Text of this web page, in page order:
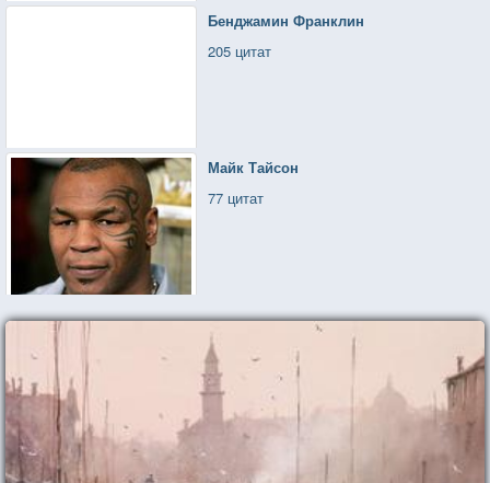
Бенджамин Франклин
205 цитат
Майк Тайсон
77 цитат